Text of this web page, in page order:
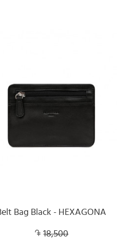
Bag Black - HEXAGONA
18,500